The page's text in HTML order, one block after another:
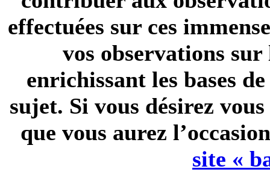
effectuées sur ces
vos observations
enrichissant les bases
sujet. Si vous désirez
que vous aurez
site «